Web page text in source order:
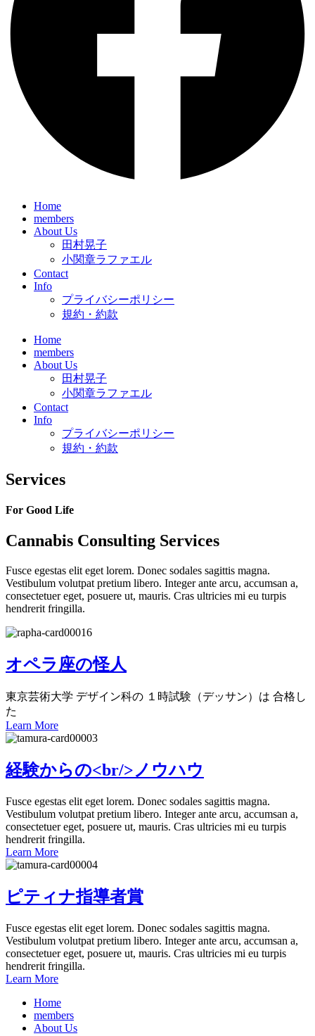
Home
members
About Us
田村晃子
小関章ラファエル
Contact
Info
プライバシーポリシー
規約・約款
Home
members
About Us
田村晃子
小関章ラファエル
Contact
Info
プライバシーポリシー
規約・約款
Services
For Good Life
Cannabis Consulting Services
Fusce egestas elit eget lorem. Donec sodales sagittis magna.
Vestibulum volutpat pretium libero. Integer ante arcu, accumsan a,
consectetuer eget, posuere ut, mauris. Cras ultricies mi eu turpis
hendrerit fringilla.
オペラ座の怪人
東京芸術大学 デザイン科の １時試験（デッサン）は 合格し
た
Learn More
経験からの<br/>ノウハウ
Fusce egestas elit eget lorem. Donec sodales sagittis magna.
Vestibulum volutpat pretium libero. Integer ante arcu, accumsan a,
consectetuer eget, posuere ut, mauris. Cras ultricies mi eu turpis
hendrerit fringilla.
Learn More
ピティナ指導者賞
Fusce egestas elit eget lorem. Donec sodales sagittis magna.
Vestibulum volutpat pretium libero. Integer ante arcu, accumsan a,
consectetuer eget, posuere ut, mauris. Cras ultricies mi eu turpis
hendrerit fringilla.
Learn More
Home
members
About Us